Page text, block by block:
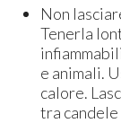
Non
Tenerla
e animali.
calore.
tra candele